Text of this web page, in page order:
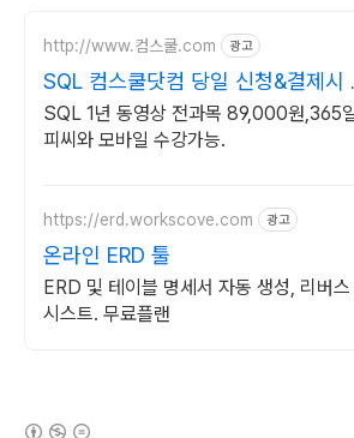
http://www.컴스쿨.com 광고
SQL 컴스쿨닷컴 당일 신청&결제시
프티콘!
SQL 1년 동영상 전과목 89,000원,365
피씨와 모바일 수강가능.
https://erd.workscove.com 광고
온라인 ERD 툴
ERD 및 테이블 명세서 자동 생성, 리버
시스트. 무료플랜